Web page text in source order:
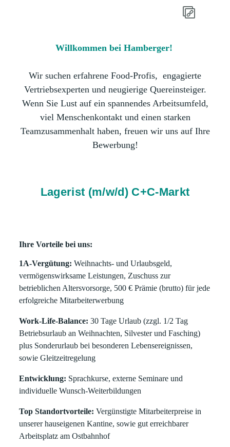
Willkommen bei Hamberger!
Wir suchen erfahrene Food-Profis, engagierte
Vertriebsexperten und neugierige Quereinsteiger.
Wenn Sie Lust auf ein spannendes Arbeitsumfeld,
viel Menschenkontakt und einen starken
Teamzusammenhalt haben, freuen wir uns auf Ihre
Bewerbung!
Lagerist (m/w/d) C+C-Markt
Ihre Vorteile bei uns:
1A-Vergütung: Weihnachts- und Urlaubsgeld,
vermögenswirksame Leistungen, Zuschuss zur
betrieblichen Altersvorsorge, 500 € Prämie (brutto) für jede
erfolgreiche Mitarbeiterwerbung
Work-Life-Balance: 30 Tage Urlaub (zzgl. 1/2 Tag
Betriebsurlaub an Weihnachten, Silvester und Fasching)
plus Sonderurlaub bei besonderen Lebensereignissen,
sowie Gleitzeitregelung
Entwicklung: Sprachkurse, externe Seminare und
individuelle Wunsch-Weiterbildungen
Top Standortvorteile: Vergünstigte Mitarbeiterpreise in
unserer hauseigenen Kantine, sowie gut erreichbarer
Arbeitsplatz am Ostbahnhof